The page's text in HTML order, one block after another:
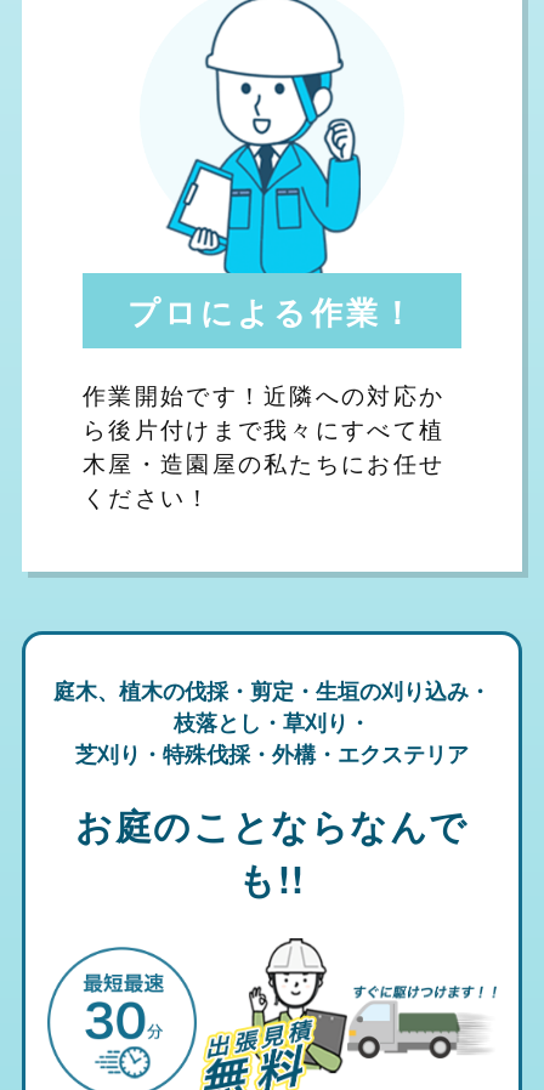
プロによる作業！
作業開始です！近隣への対応か
ら後片付けまで我々にすべて植
木屋・造園屋の私たちにお任せ
ください！
庭木、植木の伐採・剪定・生垣の刈り込み・
枝落とし・草刈り・
芝刈り・特殊伐採・外構・エクステリア
お庭のことならなんで
も!!